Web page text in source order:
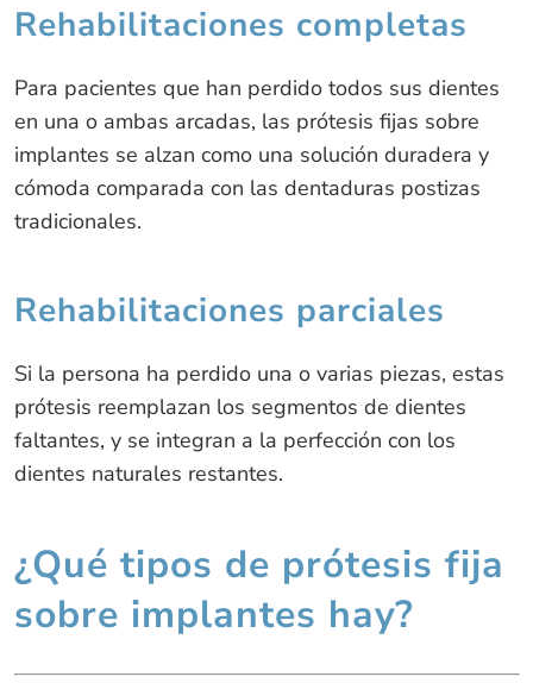
Rehabilitaciones completas
Para pacientes que han perdido todos sus dientes
en una o ambas arcadas, las prótesis fijas sobre
implantes se alzan como una solución duradera y
cómoda comparada con las dentaduras postizas
tradicionales.
Rehabilitaciones parciales
Si la persona ha perdido una o varias piezas, estas
prótesis reemplazan los segmentos de dientes
faltantes, y se integran a la perfección con los
dientes naturales restantes.
¿Qué tipos de prótesis fija
sobre implantes hay?